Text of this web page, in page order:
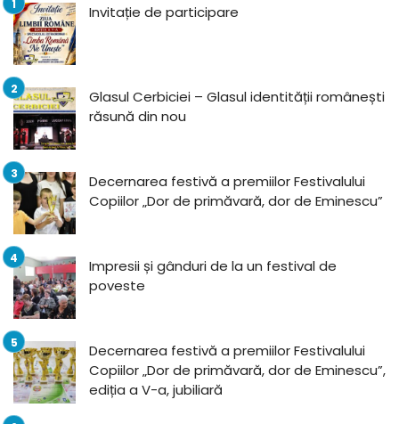
Invitație de participare
Glasul Cerbiciei – Glasul identității românești
răsună din nou
Decernarea festivă a premiilor Festivalului
Copiilor „Dor de primăvară, dor de Eminescu”
Impresii și gânduri de la un festival de
poveste
Decernarea festivă a premiilor Festivalului
Copiilor „Dor de primăvară, dor de Eminescu”,
ediția a V-a, jubiliară